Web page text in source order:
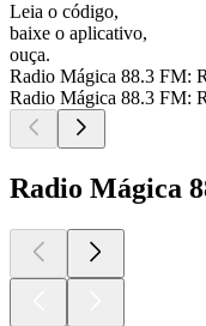
Leia o código,
baixe o aplicativo,
ouça.
Radio Mágica 88.3 FM:
Radio Mágica 88.3 FM:
Radio Mágica